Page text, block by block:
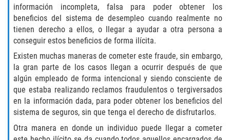
Falsificación o Alteración de una
Prescripción Médica
Malversación de Fondos
Robo De Identidad
Presentación de Documentos Falsos
Delitos de Fraude
información incompleta, falsa para poder obtener los
beneficios del sistema de desempleo cuando realmente no
tienen derecho a ellos, o llegar a ayudar a otra persona a
conseguir estos beneficios de forma ilícita.
Existen muchas maneras de cometer este fraude, sin embargo,
la gran parte de los casos llegan a ocurrir después de que
algún empleado de forma intencional y siendo consciente de
que estaba realizando reclamos fraudulentos o tergiversados
en la información dada, para poder obtener los beneficios del
sistema de seguros, sin que tenga el derecho de disfrutarlos.
Otra manera en donde un individuo puede llegar a cometer